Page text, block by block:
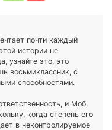
почти каждый
истории не
узнайте это, это
восьмиклассник, с
способностями.
и Моб,
когда степень его
в неконтролируемое